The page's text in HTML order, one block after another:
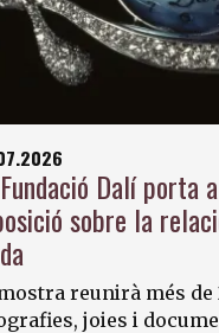
Dalí porta
sobre la
reunirà més de
joies i